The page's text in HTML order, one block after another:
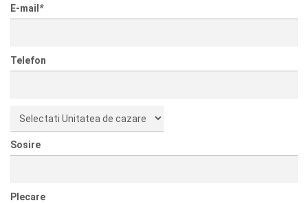
E-mail *
Telefon
Sosire
Plecare